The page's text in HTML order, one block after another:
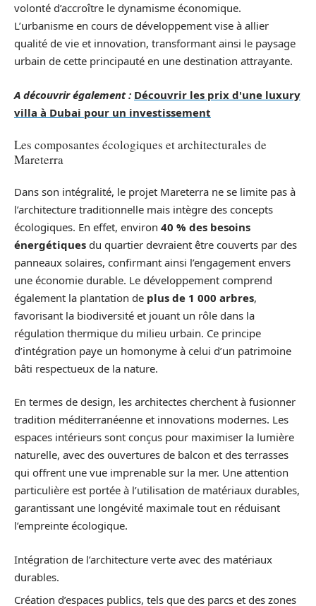
volonté d’accroître le dynamisme économique.
L’urbanisme en cours de développement vise à allier
qualité de vie et innovation, transformant ainsi le paysage
urbain de cette principauté en une destination attrayante.
A découvrir également : Découvrir les prix d'une luxury
villa à Dubai pour un investissement
Les composantes écologiques et architecturales de
Mareterra
Dans son intégralité, le projet Mareterra ne se limite pas à
l’architecture traditionnelle mais intègre des concepts
écologiques. En effet, environ 40 % des besoins
énergétiques du quartier devraient être couverts par des
panneaux solaires, confirmant ainsi l’engagement envers
une économie durable. Le développement comprend
également la plantation de plus de 1 000 arbres,
favorisant la biodiversité et jouant un rôle dans la
régulation thermique du milieu urbain. Ce principe
d’intégration paye un homonyme à celui d’un patrimoine
bâti respectueux de la nature.
En termes de design, les architectes cherchent à fusionner
tradition méditerranéenne et innovations modernes. Les
espaces intérieurs sont conçus pour maximiser la lumière
naturelle, avec des ouvertures de balcon et des terrasses
qui offrent une vue imprenable sur la mer. Une attention
particulière est portée à l’utilisation de matériaux durables,
garantissant une longévité maximale tout en réduisant
l’empreinte écologique.
Intégration de l’architecture verte avec des matériaux
durables.
Création d’espaces publics, tels que des parcs et des zones